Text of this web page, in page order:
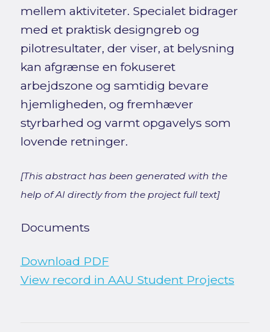
mellem aktiviteter. Specialet bidrager
med et praktisk designgreb og
pilotresultater, der viser, at belysning
kan afgrænse en fokuseret
arbejdszone og samtidig bevare
hjemligheden, og fremhæver
styrbarhed og varmt opgavelys som
lovende retninger.
[This abstract has been generated with the
help of AI directly from the project full text]
Documents
Download PDF
View record in AAU Student Projects